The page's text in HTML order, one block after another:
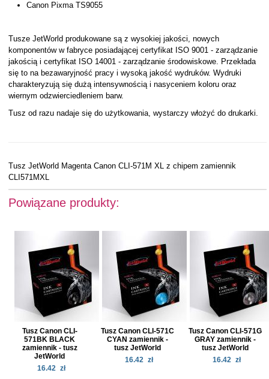
Canon Pixma TS9055
Tusze JetWorld produkowane są z wysokiej jakości, nowych
komponentów w fabryce posiadającej certyfikat ISO 9001 - zarządzanie
jakością i certyfikat ISO 14001 - zarządzanie środowiskowe. Przekłada
się to na bezawaryjność pracy i wysoką jakość wydruków. Wydruki
charakteryzują się dużą intensywnością i nasyceniem koloru oraz
wiernym odzwierciedleniem barw.
Tusz od razu nadaje się do użytkowania, wystarczy włożyć do drukarki.
Tusz JetWorld Magenta Canon CLI-571M XL z chipem zamiennik
CLI571MXL
Powiązane produkty:
Tusz Canon CLI-
571BK BLACK
zamiennik - tusz
JetWorld
16.42 zł
Tusz Canon CLI-571C
CYAN zamiennik -
tusz JetWorld
16.42 zł
Tusz Canon CLI-571G
GRAY zamiennik -
tusz JetWorld
16.42 zł